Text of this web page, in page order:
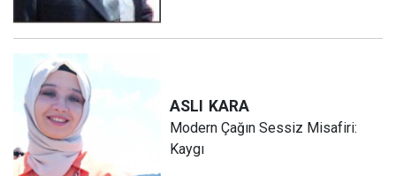
ASLI KARA
Modern Çağın Sessiz Misafiri:
Kaygı